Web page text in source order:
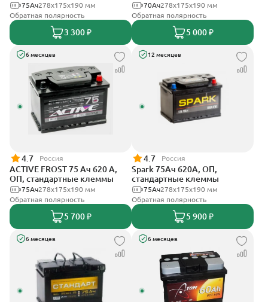
278х175х190 мм
75Ач
Обратная полярность
3 300 ₽
278х175х190 мм
70Ач
Обратная полярность
5 000 ₽
6 месяцев
4.7 Россия
ACTIVE FROST 75 Ач 620 А,
ОП, стандартные клеммы
278х175х190 мм
75Ач
Обратная полярность
5 700 ₽
12 месяцев
4.7 Россия
Spark 75Ач 620А, ОП,
стандартные клеммы
278х175х190 мм
75Ач
Обратная полярность
5 900 ₽
6 месяцев 6 месяцев